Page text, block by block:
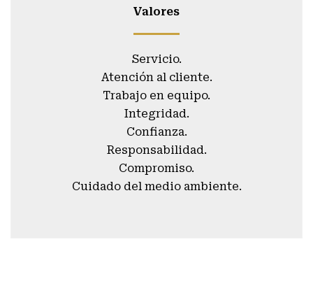
Valores
Servicio.
Atención al cliente.
Trabajo en equipo.
Integridad.
Confianza.
Responsabilidad.
Compromiso.
Cuidado del medio ambiente.